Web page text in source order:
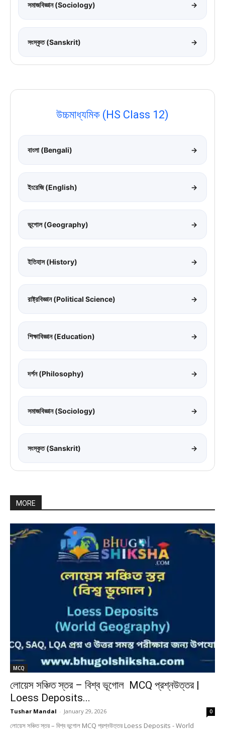
সমাজবিজ্ঞান (Sociology) →
সংস্কৃত (Sanskrit) →
উচ্চমাধ্যমিক (HS Class 12)
বাংলা (Bengali) →
ইংরেজি (English) →
ভূগোল (Geography) →
ইতিহাস (History) →
রাষ্ট্রবিজ্ঞান (Political Science) →
শিক্ষাবিজ্ঞান (Education) →
দর্শন (Philosophy) →
সমাজবিজ্ঞান (Sociology) →
সংস্কৃত (Sanskrit) →
MORE
MCQ
লোয়েস সঞ্চিত স্তর – বিশ্ব ভূগোল MCQ প্রশ্নউত্তর |
Loess Deposits...
Tushar Mandal - January 29, 2026 0
লোয়েস সঞ্চিত স্তর – বিশ্ব ভূগোল MCQ প্রশ্নউত্তর Loess Deposits - World